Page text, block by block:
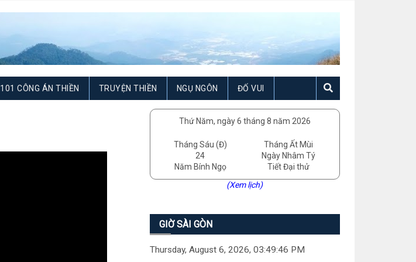
101 CÔNG ÁN THIỀN TRUYỆN THIỀN NGỤ NGÔN ĐỐ VUI
Thứ Năm, ngày 6 tháng 8 năm 2026
Tháng Sáu (Đ)
24
Năm Bính Ngọ
Tháng Ất Mùi
Ngày Nhâm Tý
Tiết Đại thử
(Xem lịch)
GIỜ SÀI GÒN
Thursday, August 6, 2026, 03:49:47 PM